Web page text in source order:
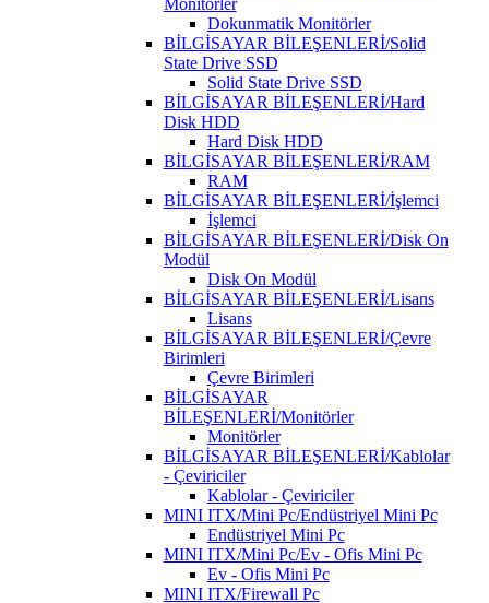
Monitörler
Dokunmatik Monitörler
BİLGİSAYAR BİLEŞENLERİ/Solid
State Drive SSD
Solid State Drive SSD
BİLGİSAYAR BİLEŞENLERİ/Hard
Disk HDD
Hard Disk HDD
BİLGİSAYAR BİLEŞENLERİ/RAM
RAM
BİLGİSAYAR BİLEŞENLERİ/İşlemci
İşlemci
BİLGİSAYAR BİLEŞENLERİ/Disk On
Modül
Disk On Modül
BİLGİSAYAR BİLEŞENLERİ/Lisans
Lisans
BİLGİSAYAR BİLEŞENLERİ/Çevre
Birimleri
Çevre Birimleri
BİLGİSAYAR
BİLEŞENLERİ/Monitörler
Monitörler
BİLGİSAYAR BİLEŞENLERİ/Kablolar
- Çeviriciler
Kablolar - Çeviriciler
MINI ITX/Mini Pc/Endüstriyel Mini Pc
Endüstriyel Mini Pc
MINI ITX/Mini Pc/Ev - Ofis Mini Pc
Ev - Ofis Mini Pc
MINI ITX/Firewall Pc